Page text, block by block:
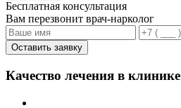
Бесплатная консультация
Вам перезвонит врач-нарколог
Оставить заявку
Качество лечения в клинике